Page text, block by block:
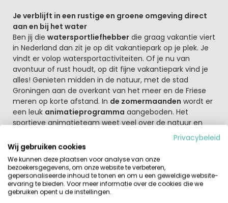
Je verblijft in een rustige en groene omgeving direct
aan en bij het water
Ben jij die watersportliefhebberdie graag vakantie viert
in Nederland dan zit je op dit vakantiepark op je plek. Je
vindt er volop watersportactiviteiten. Of je nu van
avontuur of rust houdt, op dit fijne vakantiepark vind je
alles! Genieten midden in de natuur, met de stad
Groningen aan de overkant van het meer en de Friese
meren op korte afstand. In de zomermaanden wordt er
een leuk animatieprogramma aangeboden. Het
sportieve animatieteam weet veel over de natuur en
verzorgt de hele
dag fijne maaltijden en met het gezellige
terras aan het
water
een fantastische plek om te genieten van de
zonsondergang. Er is ook aan de kinderen gedacht, er is
een gezellige speelhoek en een leuke speeltuin voor
urenland speelplezier. Voor de wat oudere kinderen is het
meer natuurlijk een fantastische plek om volop
Privacybeleid
Wij gebruiken cookies
We kunnen deze plaatsen voor analyse van onze
bezoekersgegevens, om onze website te verbeteren,
gepersonaliseerde inhoud te tonen en om u een geweldige website-
ervaring te bieden. Voor meer informatie over de cookies die we
gebruiken opent u de instellingen.